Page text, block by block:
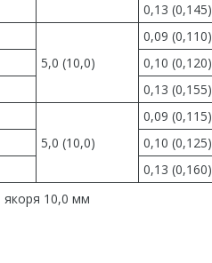
0,13 (0,145)
5,0 (10,0)
0,09 (0,110)
0,10 (0,120)
0,13 (0,155)
5,0 (10,0)
0,09 (0,115)
0,10 (0,125)
0,13 (0,160)
якоря 10,0 мм